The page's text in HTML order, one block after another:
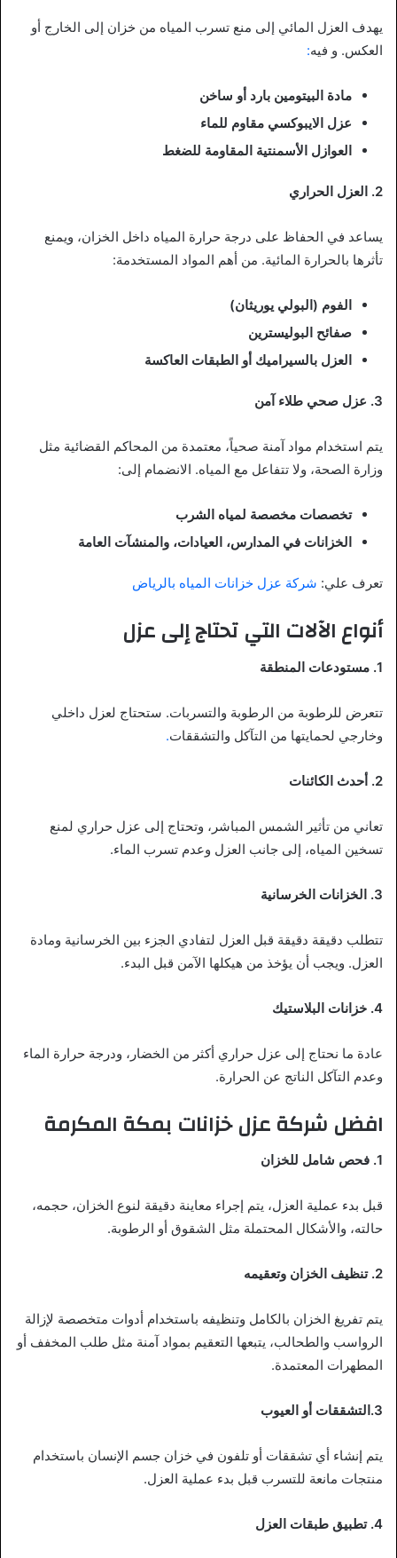
يهدف العزل المائي إلى منع تسرب المياه من خزان إلى الخارج أو
العكس. و فيه:
مادة البيتومين بارد أو ساخن
عزل الايبوكسي مقاوم للماء
العوازل الأسمنتية المقاومة للضغط
2. العزل الحراري
يساعد في الحفاظ على درجة حرارة المياه داخل الخزان، ويمنع
تأثرها بالحرارة المائية. من أهم المواد المستخدمة:
الفوم (البولي يوريثان)
صفائح البوليسترين
العزل بالسيراميك أو الطبقات العاكسة
3. عزل صحي طلاء آمن
يتم استخدام مواد آمنة صحياً، معتمدة من المحاكم القضائية مثل
وزارة الصحة، ولا تتفاعل مع المياه. الانضمام إلى:
تخصصات مخصصة لمياه الشرب
الخزانات في المدارس، العيادات، والمنشآت العامة
تعرف علي: شركة عزل خزانات المياه بالرياض
أنواع الآلات التي تحتاج إلى عزل
1. مستودعات المنطقة
تتعرض للرطوبة من الرطوبة والتسربات. ستحتاج لعزل داخلي
وخارجي لحمايتها من التآكل والتشققات.
2. أحدث الكائنات
تعاني من تأثير الشمس المباشر، وتحتاج إلى عزل حراري لمنع
تسخين المياه، إلى جانب العزل وعدم تسرب الماء.
3. الخزانات الخرسانية
تتطلب دقيقة دقيقة قبل العزل لتفادي الجزء بين الخرسانية ومادة
العزل. ويجب أن يؤخذ من هيكلها الآمن قبل البدء.
4. خزانات البلاستيك
عادة ما نحتاج إلى عزل حراري أكثر من الخضار، ودرجة حرارة الماء
وعدم التآكل الناتج عن الحرارة.
افضل شركة عزل خزانات بمكة المكرمة
1. فحص شامل للخزان
قبل بدء عملية العزل، يتم إجراء معاينة دقيقة لنوع الخزان، حجمه،
حالته، والأشكال المحتملة مثل الشقوق أو الرطوبة.
2. تنظيف الخزان وتعقيمه
يتم تفريغ الخزان بالكامل وتنظيفه باستخدام أدوات متخصصة لإزالة
الرواسب والطحالب، يتبعها التعقيم بمواد آمنة مثل طلب المخفف أو
المطهرات المعتمدة.
3.التشققات أو العيوب
يتم إنشاء أي تشققات أو تلفون في خزان جسم الإنسان باستخدام
منتجات مانعة للتسرب قبل بدء عملية العزل.
4. تطبيق طبقات العزل